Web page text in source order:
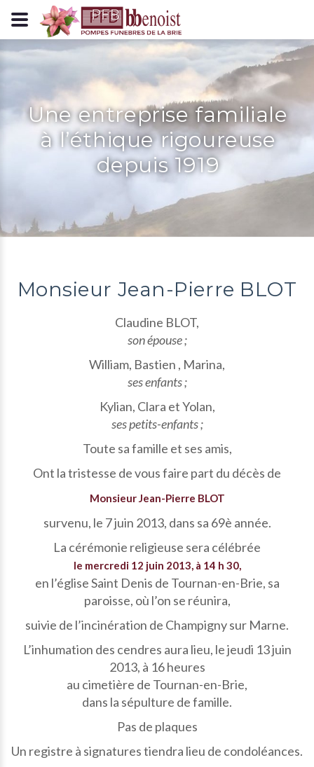
Panneau de gestion des cookies
Une entreprise familiale
à l’éthique rigoureuse
depuis 1919
Monsieur Jean-Pierre BLOT
Claudine BLOT,
son épouse ;
William, Bastien , Marina,
ses enfants ;
Kylian, Clara et Yolan,
ses petits-enfants ;
Toute sa famille et ses amis,
Ont la tristesse de vous faire part du décès de
Monsieur Jean-Pierre BLOT
survenu, le 7 juin 2013, dans sa 69è année.
La cérémonie religieuse sera célébrée
le mercredi 12 juin 2013, à 14 h 30,
en l’église Saint Denis de Tournan-en-Brie, sa
paroisse, où l’on se réunira,
suivie de l’incinération de Champigny sur Marne.
L’inhumation des cendres aura lieu, le jeudi 13 juin
2013, à 16 heures
au cimetière de Tournan-en-Brie,
dans la sépulture de famille.
Pas de plaques
Un registre à signatures tiendra lieu de condoléances.